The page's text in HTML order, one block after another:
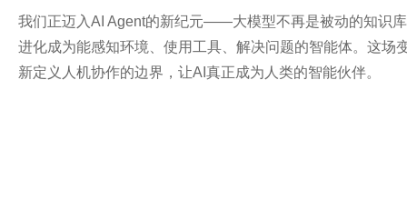
我们正迈入AI Agent的新纪元——大模型不再是被动的知识
进化成为能感知环境、使用工具、解决问题的智能体。这场
新定义人机协作的边界，让AI真正成为人类的智能伙伴。